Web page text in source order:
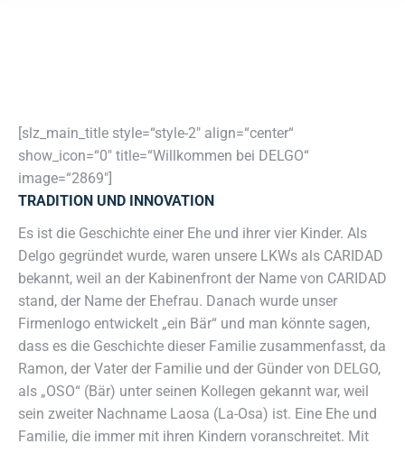
[slz_main_title style=“style-2″ align=“center“
show_icon=“0″ title=“Willkommen bei DELGO“
image=“2869″]
TRADITION UND INNOVATION
Es ist die Geschichte einer Ehe und ihrer vier Kinder. Als
Delgo gegründet wurde, waren unsere LKWs als CARIDAD
bekannt, weil an der Kabinenfront der Name von CARIDAD
stand, der Name der Ehefrau. Danach wurde unser
Firmenlogo entwickelt „ein Bär“ und man könnte sagen,
dass es die Geschichte dieser Familie zusammenfasst, da
Ramon, der Vater der Familie und der Günder von DELGO,
als „OSO“ (Bär) unter seinen Kollegen gekannt war, weil
sein zweiter Nachname Laosa (La-Osa) ist. Eine Ehe und
Familie, die immer mit ihren Kindern voranschreitet. Mit